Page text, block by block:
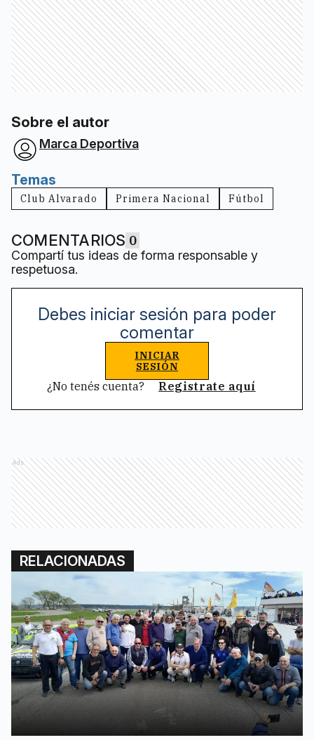
Sobre el autor
Marca Deportiva
Temas
Club Alvarado Primera Nacional Fútbol
COMENTARIOS 0
Compartí tus ideas de forma responsable y
respetuosa.
Debes iniciar sesión para poder
comentar
INICIAR
SESIÓN
¿No tenés cuenta? Registrate aquí
Ads
RELACIONADAS